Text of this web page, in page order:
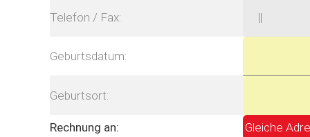
Telefon / Fax:
Geburtsdatum:
Geburtsort:
Rechnung an: